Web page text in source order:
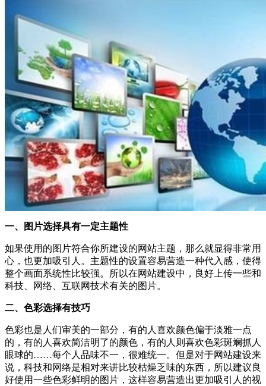
一、图片选择具有一定主题性
如果使用的图片符合你所建设的网站主题，那么就显得非常用
心，也更加吸引人。主题性的设置容易营造一种代入感，使得
整个画面系统性比较强。所以在网站建设中，良好上传一些和
科技、网络、互联网技术有关的图片。
二、色彩选择有技巧
色彩也是人们审美的一部分，有的人喜欢颜色偏于淡雅一点
的，有的人喜欢简洁明了的颜色，有的人则喜欢色彩斑斓抓人
眼球的……每个人品味不一，很难统一。但是对于网站建设来
说，科技和网络是相对来讲比较枯燥乏味的东西，所以建议良
好使用一些色彩鲜明的图片，这样容易营造出更加吸引人的视